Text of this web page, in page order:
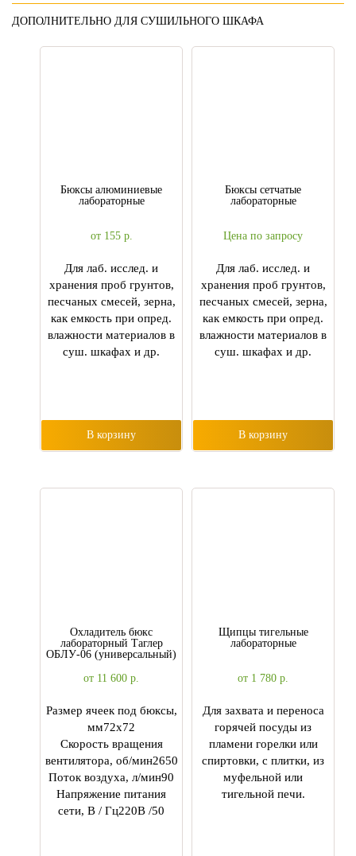
ДОПОЛНИТЕЛЬНО ДЛЯ СУШИЛЬНОГО ШКАФА
Бюксы алюминиевые
лабораторные
от 155 р.
Для лаб. исслед. и
хранения проб грунтов,
песчаных смесей, зерна,
как емкость при опред.
влажности материалов в
суш. шкафах и др.
В корзину
Бюксы сетчатые
лабораторные
Цена по запросу
Для лаб. исслед. и
хранения проб грунтов,
песчаных смесей, зерна,
как емкость при опред.
влажности материалов в
суш. шкафах и др.
В корзину
Охладитель бюкс
лабораторный Tаглер
ОБЛУ-06 (универсальный)
от 11 600 р.
Размер ячеек под бюксы,
мм72х72
Скорость вращения
вентилятора, об/мин2650
Поток воздуха, л/мин90
Напряжение питания
сети, В / Гц220В /50
Щипцы тигельные
лабораторные
от 1 780р.
Для захвата и переноса
горячей посуды из
пламени горелки или
спиртовки, с плитки, из
муфельной или
тигельной печи.